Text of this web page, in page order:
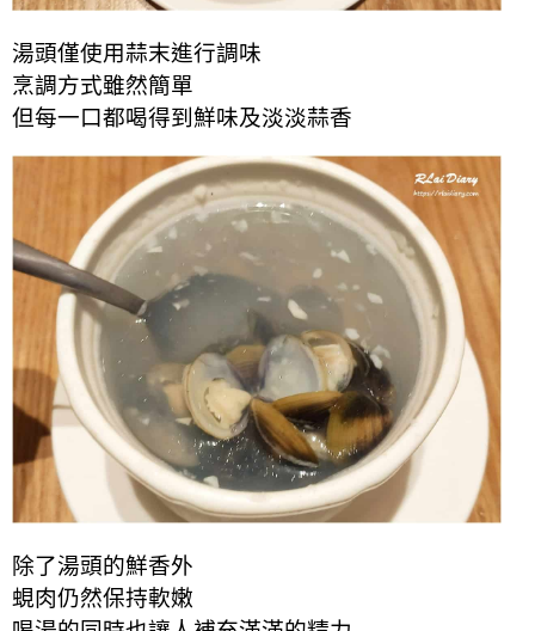
湯頭僅使用蒜末進行調味
烹調方式雖然簡單
但每一口都喝得到鮮味及淡淡蒜香
除了湯頭的鮮香外
蜆肉仍然保持軟嫩